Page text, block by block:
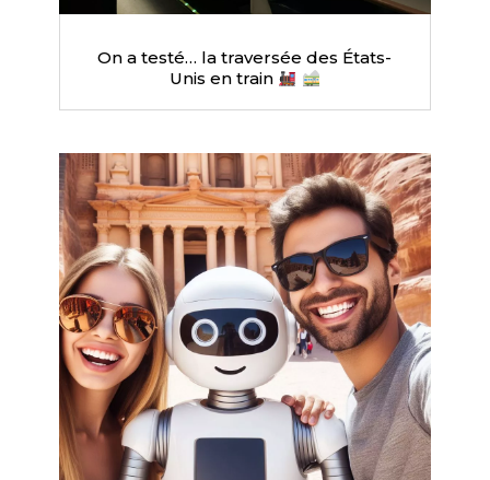
On a testé… la traversée des États-
Unis en train